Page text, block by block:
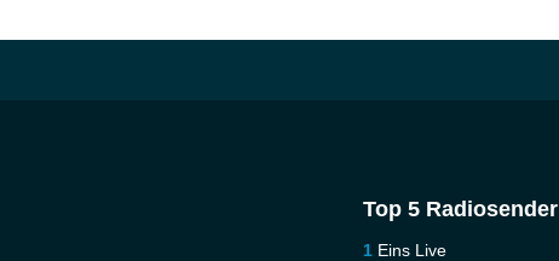
Top 5 Radiosender
Eins Live